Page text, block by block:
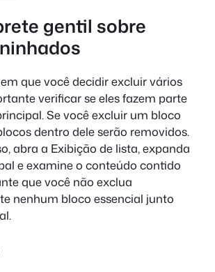
gentil sobre
que você decidir excluir vários
verificar se eles fazem parte
Se você excluir um bloco
dentro dele serão removidos.
abra a Exibição de lista, expanda
e examine o conteúdo contido
que você não exclua
nenhum bloco essencial junto